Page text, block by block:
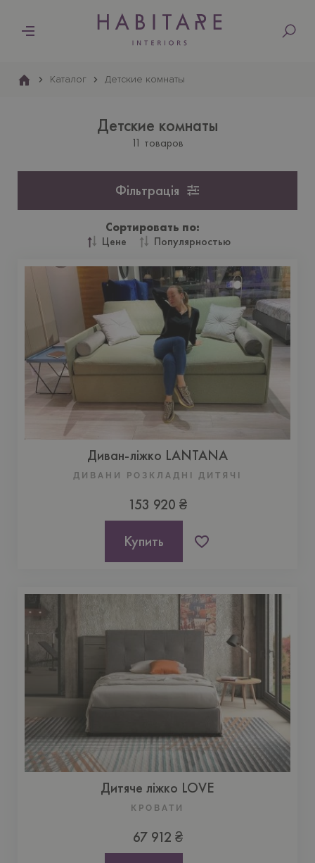
Основна
Каталог Детские комнаты
Детские комнаты
11 товаров
Фільтрація
Сортировать по:
Цене
Популярностью
Диван-ліжко LANTANA
ДИВАНИ РОЗКЛАДНІ ДИТЯЧІ
153 920 ₴
Купить
Дитяче ліжко LOVE
КРОВАТИ
67 912 ₴